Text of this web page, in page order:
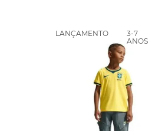
LANÇAMENTO
3-7
ANOS